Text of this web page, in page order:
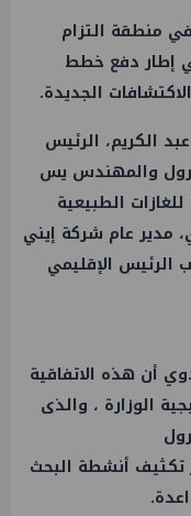
منطقة التزام
إطار دفع خطط
الجديدة.
الكريم، الرئيس
والمهندس يس
الطبيعية
مدير عام شركة إيني
الإقليمي
أن هذه الاتفاقية
الوزارة ، والذى
تكثيف أنشطة البحث